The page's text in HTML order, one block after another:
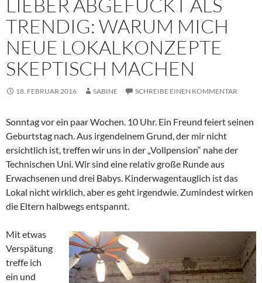
LIEBER ABGEFUCKT ALS
TRENDIG: WARUM MICH
NEUE LOKALKONZEPTE
SKEPTISCH MACHEN
18. FEBRUAR 2016 SABINE SCHREIBE EINEN KOMMENTAR
Sonntag vor ein paar Wochen. 10 Uhr. Ein Freund feiert seinen
Geburtstag nach. Aus irgendeinem Grund, der mir nicht
ersichtlich ist, treffen wir uns in der „Vollpension“ nahe der
Technischen Uni. Wir sind eine relativ große Runde aus
Erwachsenen und drei Babys. Kinderwagentauglich ist das
Lokal nicht wirklich, aber es geht irgendwie. Zumindest wirken
die Eltern halbwegs entspannt.
Mit etwas
Verspätung
treffe ich
ein und